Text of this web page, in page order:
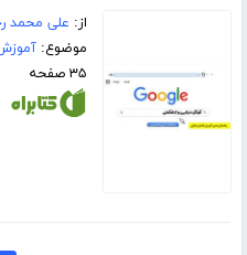
از: علی محمد
موضوع:
۳۵ صفحه